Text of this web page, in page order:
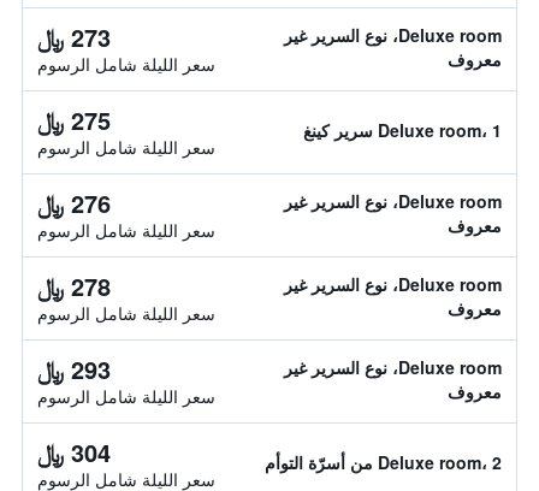
Deluxe room، نوع السرير غير
معروف
273 ﷼
سعر الليلة شامل الرسوم
Deluxe room، 1 سرير كينغ 275 ﷼
سعر الليلة شامل الرسوم
Deluxe room، نوع السرير غير
معروف
276 ﷼
سعر الليلة شامل الرسوم
Deluxe room، نوع السرير غير
معروف
278 ﷼
سعر الليلة شامل الرسوم
Deluxe room، نوع السرير غير
معروف
293 ﷼
سعر الليلة شامل الرسوم
Deluxe room، 2 من أسرّة التوأم 304 ﷼
سعر الليلة شامل الرسوم